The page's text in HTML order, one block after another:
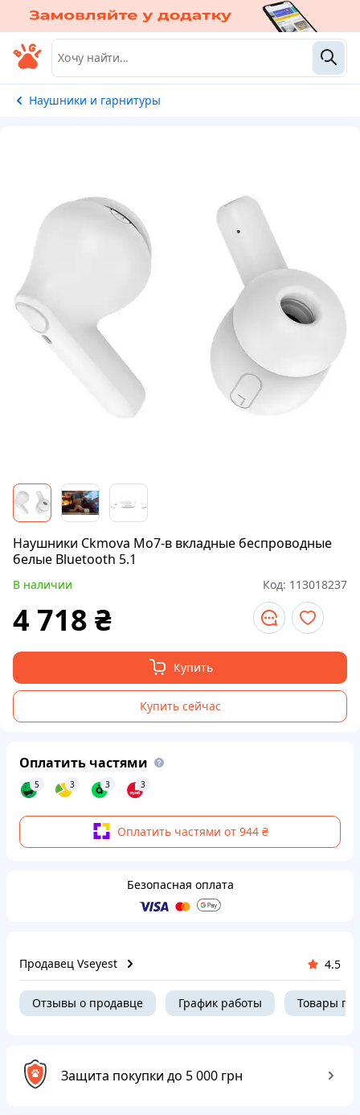
Наушники и гарнитуры
Наушники Ckmova Mo7-в вкладные беспроводные
белые Bluetooth 5.1
В наличии Код: 113018237
4 718 ₴
Купить
Купить сейчас
Оплатить частями
5 3 3 3
Оплатить частями от 944 ₴
Безопасная оплата
Продавец Vseyest 4.5
Отзывы о продавце График работы Товары
Защита покупки до 5 000 грн